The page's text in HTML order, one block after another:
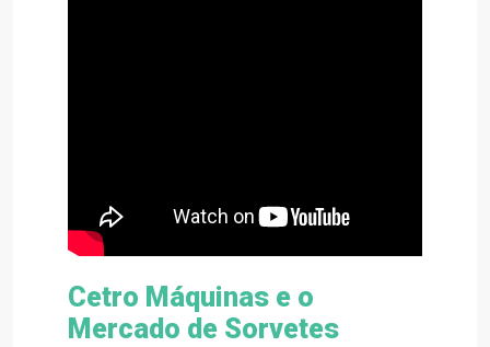
Cetro Máquinas e o
Mercado de Sorvetes